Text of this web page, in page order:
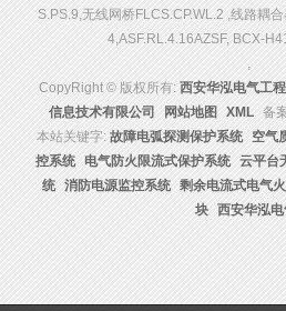
S.PS.9,无线网桥FLCS.CP.WL.2 ,线路耦
4,ASF.RL.4.16AZSF, BCX-
,
CopyRight © 版权所有: 西安华泓电气工
信息技术有限公司
网站地图 XML 备
本站关键字: 故障电弧探测保护系统 空气
控系统
电气防火限流式保护系统 云平台
统 消防电源监控系统 剩余电流式电气
块
西安华泓电